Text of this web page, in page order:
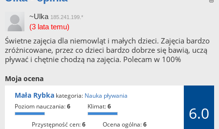
~Ulka 185.241.199.*
(3 lata temu)
Świetne zajęcia dla niemowląt i małych dzieci. Zajęcia bardzo
zróżnicowane, przez co dzieci bardzo dobrze się bawią, uczą
pływać i chętnie chodzą na zajęcia. Polecam w 100%
Moja ocena
Mała Rybka kategoria: Nauka pływania
poziom nauczania:6 klimat:6
przystępność cen:6 ocena ogólna:6
6.0